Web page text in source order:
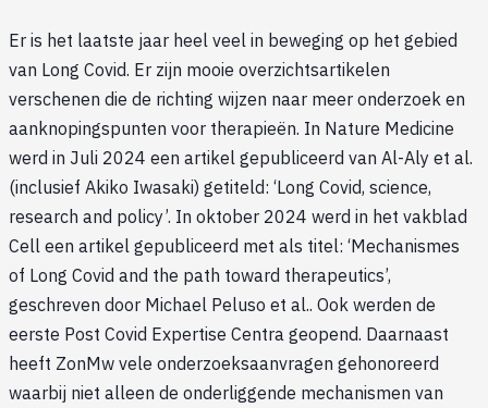
Er is het laatste jaar heel veel in beweging op het gebied
van Long Covid. Er zijn mooie overzichtsartikelen
verschenen die de richting wijzen naar meer onderzoek en
aanknopingspunten voor therapieën. In Nature Medicine
werd in Juli 2024 een artikel gepubliceerd van Al-Aly et al.
(inclusief Akiko Iwasaki) getiteld: ‘Long Covid, science,
research and policy’. In oktober 2024 werd in het vakblad
Cell een artikel gepubliceerd met als titel: ‘Mechanismes
of Long Covid and the path toward therapeutics’,
geschreven door Michael Peluso et al.. Ook werden de
eerste Post Covid Expertise Centra geopend. Daarnaast
heeft ZonMw vele onderzoeksaanvragen gehonoreerd
waarbij niet alleen de onderliggende mechanismen van